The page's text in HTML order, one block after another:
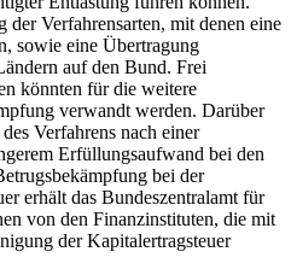
der Verfahrensarten, mit denen eine
sowie eine Übertragung
auf den Bund. Frei
könnten für die weitere
verwandt werden. Darüber
Verfahrens nach einer
Erfüllungsaufwand bei den
bei der
erhält das Bundeszentralamt für
von den Finanzinstituten, die mit
der Kapitalertragsteuer